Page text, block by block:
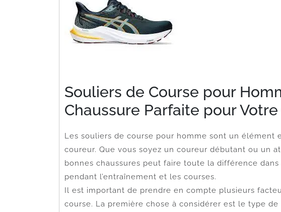
Souliers de Course pour
Chaussure Parfaite pour
Les souliers de course pour homme sont un élément
coureur. Que vous soyez un coureur débutant ou un
bonnes chaussures peut faire toute la différence
pendant l’entraînement et les courses.
Il est important de prendre en compte plusieurs
course. La première chose à considérer est le type